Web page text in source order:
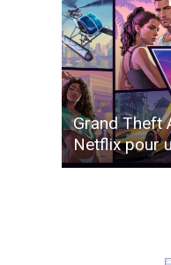
Grand Theft
Netflix pour